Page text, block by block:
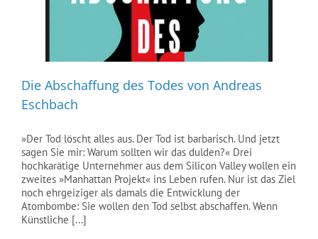
Die Abschaffung des Todes von Andreas
Eschbach
»Der Tod löscht alles aus. Der Tod ist barbarisch. Und jetzt
sagen Sie mir: Warum sollten wir das dulden?« Drei
hochkarätige Unternehmer aus dem Silicon Valley wollen ein
zweites »Manhattan Projekt« ins Leben rufen. Nur ist das Ziel
noch ehrgeiziger als damals die Entwicklung der
Atombombe: Sie wollen den Tod selbst abschaffen. Wenn
Künstliche [...]